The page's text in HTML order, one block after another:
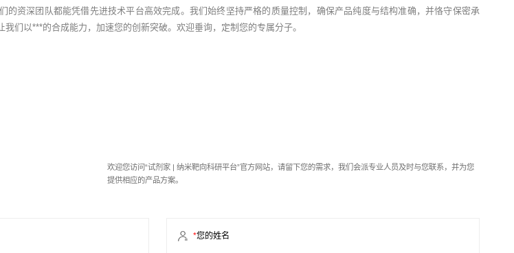
的资深团队都能凭借先进技术平台高效完成。我们始终坚持严格的质量控制，确保产品纯度与结构准确，并恪守保密承
们以***的合成能力，加速您的创新突破。欢迎垂询，定制您的专属分子。
欢迎您访问“试剂家 | 纳米靶向科研平台”官方网站，请留下您的需求，我们会派专业人员及时与您联系，并为您
提供相应的产品方案。
*您的姓名